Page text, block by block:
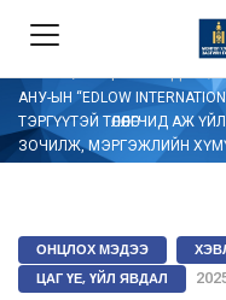
АНУ-ЫН “EDLOW
ТЭРГҮҮТЭЙ ТӨЛӨӨЛӨГЧИД АЖ
ЗОЧИЛЖ, МЭРГЭЖЛИЙН
ОНЦЛОХ МЭДЭЭ
ЦАГ ҮЕ, ҮЙЛ ЯВДАЛ